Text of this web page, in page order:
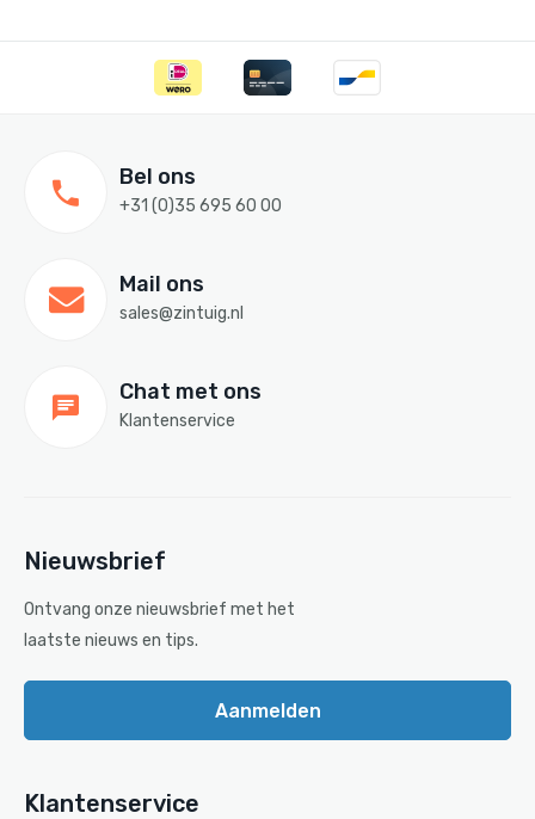
Bel ons
+31 (0)35 695 60 00
Mail ons
sales@zintuig.nl
Chat met ons
Klantenservice
Nieuwsbrief
Ontvang onze nieuwsbrief met het
laatste nieuws en tips.
Aanmelden
Klantenservice